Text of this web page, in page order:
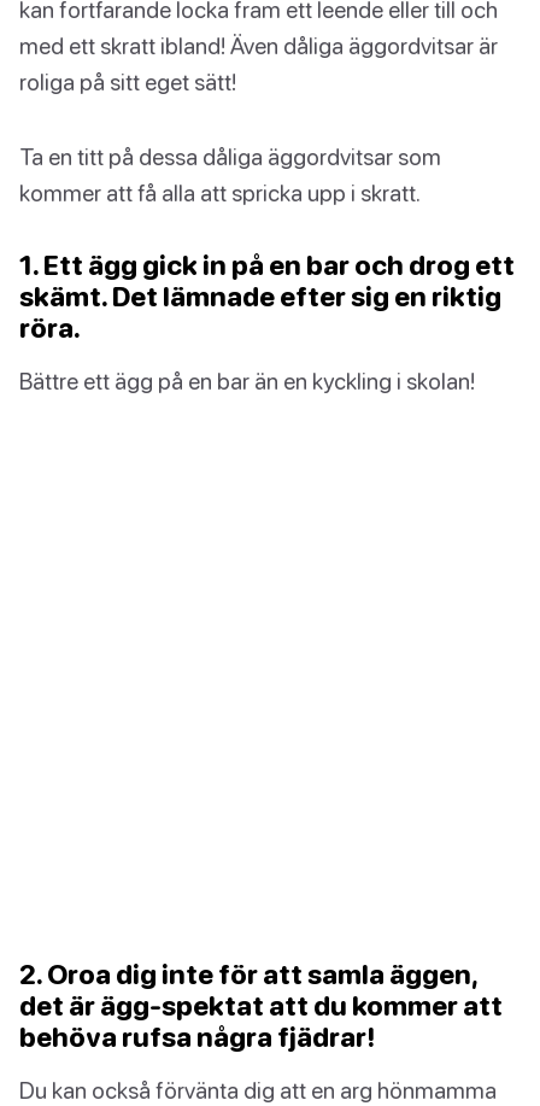
kan fortfarande locka fram ett leende eller till och
med ett skratt ibland! Även dåliga äggordvitsar är
roliga på sitt eget sätt!
Ta en titt på dessa dåliga äggordvitsar som
kommer att få alla att spricka upp i skratt.
1. Ett ägg gick in på en bar och drog ett
skämt. Det lämnade efter sig en riktig
röra.
Bättre ett ägg på en bar än en kyckling i skolan!
2. Oroa dig inte för att samla äggen,
det är ägg-spektat att du kommer att
behöva rufsa några fjädrar!
Du kan också förvänta dig att en arg hönmamma